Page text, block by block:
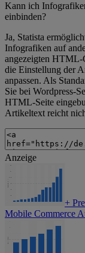
Kann ich
einbinden?
Ja, Statista
Infografiken auf
angezeigten HTML-
die Einstellung der
anpassen. Als
Sie bei Wordpress-
HTML-Seite
Artikeltext reicht
Anzeige
+
Mobile Commerce